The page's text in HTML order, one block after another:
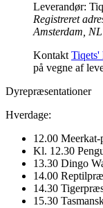
Leverandør:
Registreret
Amsterdam, NL
KontaktTiqets'
på vegne af
Dyrepræsentationer
Hverdage:
12.00
Kl. 12.30
13.30 Dingo
14.00
14.30
15.30